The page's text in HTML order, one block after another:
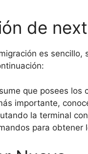
de
es
que posees los
importante,
la terminal
para